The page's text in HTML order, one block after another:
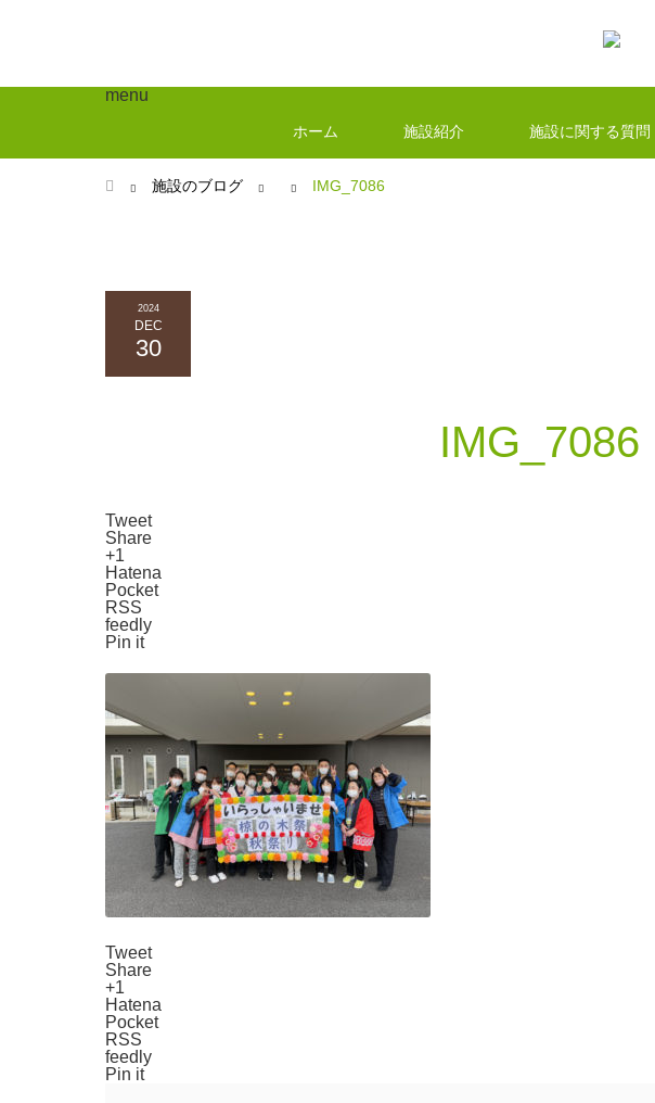
menu
ホーム 施設紹介 施設に関する質問
ホーム施設のブログ IMG_7086
2024
DEC
30
IMG_7086
Tweet
Share
+1
Hatena
Pocket
RSS
feedly
Pin it
Tweet
Share
+1
Hatena
Pocket
RSS
feedly
Pin it